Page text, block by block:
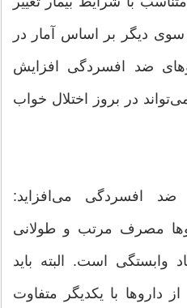
سوی دیگر بر اساس آمار در
ضد افسردگی افزایش
در بروز اختلال خواب
ضد افسردگی می‌افزاید:‌
مصرف مرتب و طولانی
است. البته باید
با یکدیگر متفاوت